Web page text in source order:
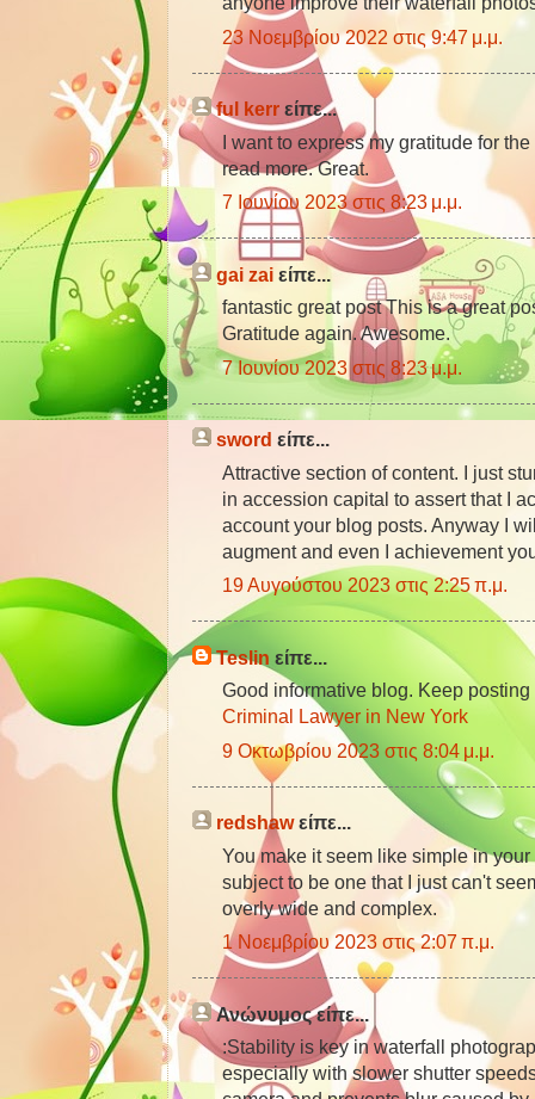
23 Νοεμβρίου 2022 στις 9:47 μ.μ.
ful kerr είπε...
I want to express my gratitude for
read more. Great.
7 Ιουνίου 2023 στις 8:23 μ.μ.
gai zai είπε...
fantastic great post This is a great
Gratitude again. Awesome.
7 Ιουνίου 2023 στις 8:23 μ.μ.
sword είπε...
Attractive section of content. I just
in accession capital to assert that I
account your blog posts. Anyway I
augment and even I achievement
19 Αυγούστου 2023 στις 2:25 π.μ.
Teslin είπε...
Good informative blog. Keep
Criminal Lawyer in New York
9 Οκτωβρίου 2023 στις 8:04 μ.μ.
redshawείπε...
You make it seem like simple in
subject to be one that I just can't
overly wide and complex.
1 Νοεμβρίου 2023 στις 2:07 π.μ.
Ανώνυμος είπε...
:Stability is key in waterfall
especially with slower shutter